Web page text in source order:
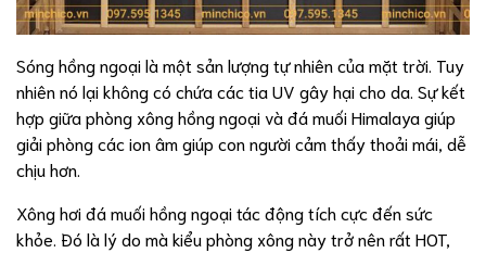
Sóng hồng ngoại là một sản lượng tự nhiên của mặt trời. Tuy
nhiên nó lại không có chứa các tia UV gây hại cho da. Sự kết
hợp giữa phòng xông hồng ngoại và đá muối Himalaya giúp
giải phòng các ion âm giúp con người cảm thấy thoải mái, dễ
chịu hơn.
Xông hơi đá muối hồng ngoại tác động tích cực đến sức
khỏe. Đó là lý do mà kiểu phòng xông này trở nên rất HOT,